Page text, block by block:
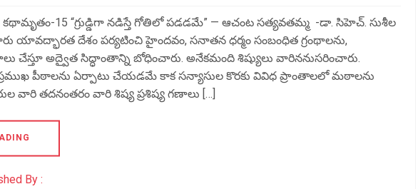
15 “గ్రుడ్డిగా నడిస్తే గోతిలో పడడమే” — ఆచంట సత్యవతమ్మ -డా. సిహెచ్. సుశీల
యావద్భారత దేశం పర్యటించి హైందవం, సనాతన ధర్మం సంబంధిత గ్రంథాలను,
చేస్తూ అద్వైత సిద్ధాంతాన్ని బోధించారు. అనేకమంది శిష్యులు వారిననుసరించారు.
పీఠాలను ఏర్పాటు చేయడమే కాక సన్యాసుల కొరకు వివిధ ప్రాంతాలలో మఠాలను
వారి తదనంతరం వారి శిష్య ప్రశిష్య గణాలు […]
By :